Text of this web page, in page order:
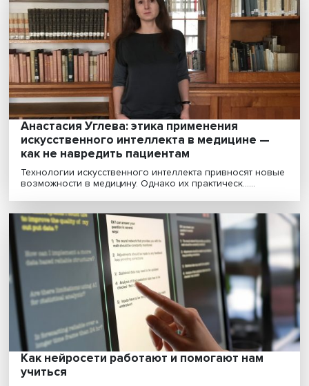
Станислав Ашманов: «С искусственным
интеллектом в России дело обстоит
лучше, чем в Европе»
Ученые ИСИЭЗ НИУ ВШЭ активно изучают
направления развития цифровых технологий. В ра......
«ИИ — это не панацея, необходимо еще
научиться с ним общаться»
Появление ChatGPT эксперты назвали прорывом,
пользователи решили, что теперь ИИ избавит на......